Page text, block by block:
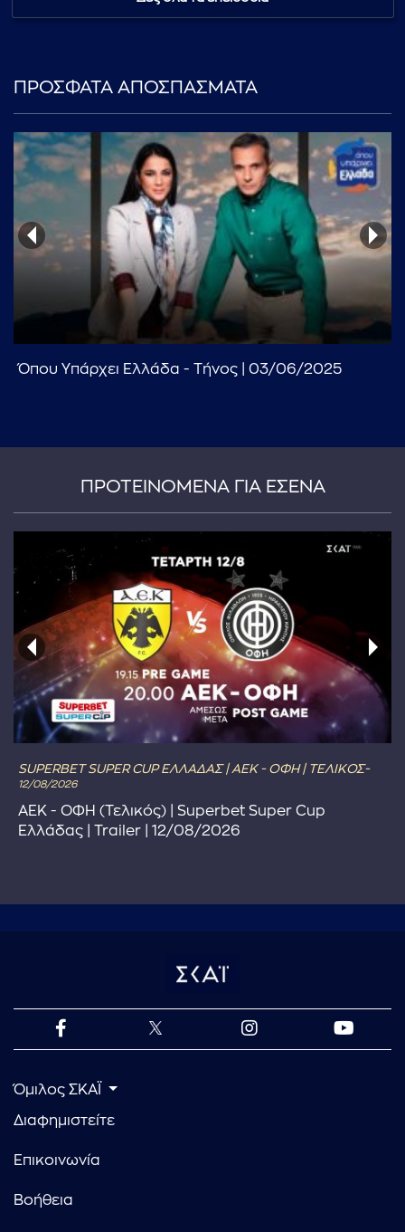
ΠΡΟΣΦΑΤΑ ΑΠΟΣΠΑΣΜΑΤΑ
Όπου Υπάρχει Ελλάδα - Τήνος | 03/06/2025
ΠΡΟΤΕΙΝΟΜΕΝΑ ΓΙΑ ΕΣΕΝΑ
SUPERBET SUPER CUP ΕΛΛΑΔΑΣ | ΑΕΚ - ΟΦΗ | ΤΕΛΙΚΟΣ-
12/08/2026
ΑΕΚ - ΟΦΗ (Τελικός) | Superbet Super Cup
Ελλάδας | Trailer | 12/08/2026
Όμιλος ΣΚΑΪ
Διαφημιστείτε
Επικοινωνία
Βοήθεια